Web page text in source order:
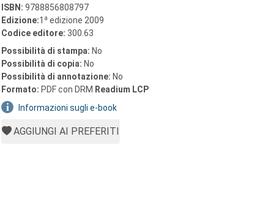
ISBN: 9788856808797
Edizione:1 a edizione 2009
Codice editore: 300.63
Possibilità di stampa: No
Possibilità di copia: No
Possibilità di annotazione: No
Formato: PDF con DRM Readium LCP
Informazioni sugli e-book
AGGIUNGI AI PREFERITI